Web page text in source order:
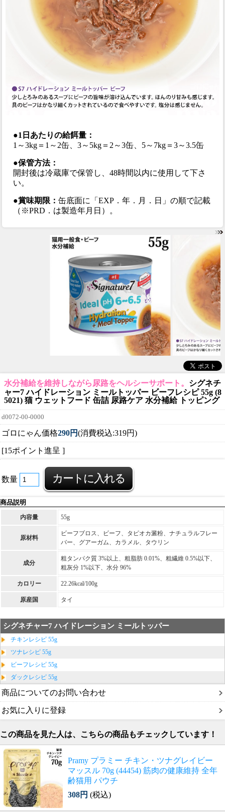
●1日あたりの給餌量：
1～3kg＝1～2缶、3～5kg＝2～3缶、5～7kg＝3～3.5缶
●保管方法：
開封後は冷蔵庫で保管し、48時間以内に使用して下さ
い。
●賞味期限：缶底面に「EXP．年．月．日」の順で記載
（※PRD．は製造年月日）。
水分補給を維持しながら尿路をヘルシーサポート。 シグネチ
ャー7 ハイドレーション ミールトッパー ビーフレシピ 55g (8
5021) 猫 ウェットフード 缶詰 尿路ケア 水分補給 トッピング
d0072-00-0000
ゴロにゃん価格290円(消費税込:319円)
[15ポイント進呈 ]
数量
商品説明
内容量 55g
原材料
ビーフブロス、ビーフ、タピオカ澱粉、ナチュラルフレー
バー、グアーガム、カラメル、タウリン
成分
粗タンパク質 3%以上、粗脂肪 0.01%、粗繊維 0.5%以下、
粗灰分 1%以下、水分 96%
カロリー 22.26kcal/100g
原産国 タイ
シグネチャー7 ハイドレーション ミールトッパー
チキンレシピ 55g
ツナレシピ 55g
ビーフレシピ 55g
ダックレシピ 55g
商品についてのお問い合わせ
お気に入りに登録
この商品を見た人は、こちらの商品もチェックしています！
Pramy プラミー チキン・ツナグレイビー
マッスル 70g (44454) 筋肉の健康維持 全年
齢猫用 パウチ
308円 (税込)